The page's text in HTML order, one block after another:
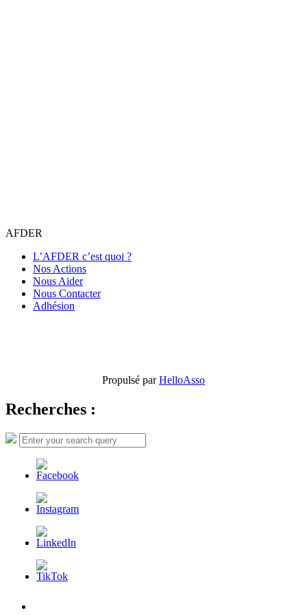
AFDER
L’AFDER c’est quoi ?
Nos Actions
Nous Aider
Nous Contacter
Adhésion
Propulsé parHelloAsso
Recherches :
Search
for:
Search